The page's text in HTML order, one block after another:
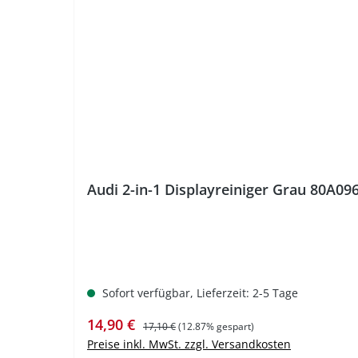
Audi 2-in-1 Displayreiniger Grau
Sofort verfügbar, Lieferzeit: 2-5 Tage
Verkaufspreis:
14,90 € Regulärer Preis:
17,10 €(12.87% gespart)
Preise inkl. MwSt. zzgl. Versandkosten